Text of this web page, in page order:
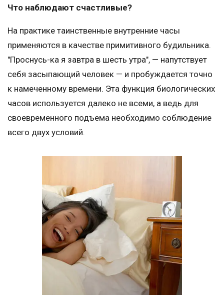
Что наблюдают счастливые?
На практике таинственные внутренние часы
применяются в качестве примитивного будильника.
"Проснусь-ка я завтра в шесть утра", — напутствует
себя засыпающий человек — и пробуждается точно
к намеченному времени. Эта функция биологических
часов используется далеко не всеми, а ведь для
своевременного подъема необходимо соблюдение
всего двух условий.